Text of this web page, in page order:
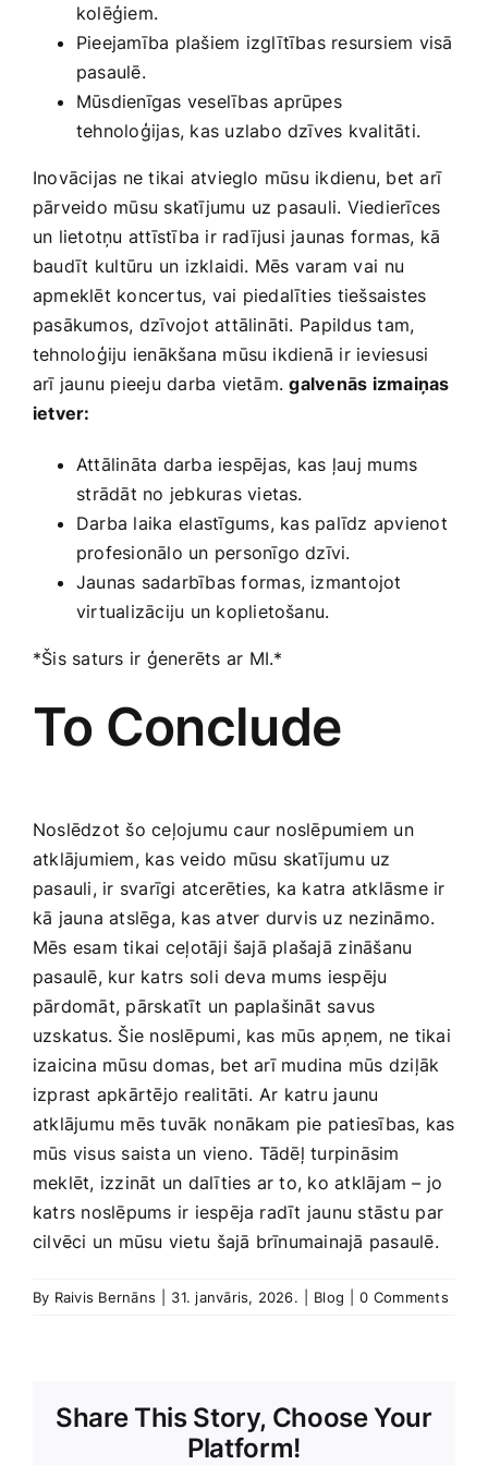
kolēģiem.
Pieejamība plašiem izglītības resursiem visā
pasaulē.
Mūsdienīgas veselības aprūpes
‍tehnoloģijas, kas uzlabo ‌dzīves kvalitāti.
Inovācijas ne tikai atvieglo mūsu ikdienu, bet ‍arī
pārveido mūsu skatījumu‌ uz pasauli. Viedierīces
un lietotņu attīstība ir radījusi ‍jaunas formas, kā
baudīt⁤ kultūru un izklaidi. Mēs varam vai⁤ nu
apmeklēt koncertus, vai piedalīties tiešsaistes
pasākumos, ⁢dzīvojot attālināti. ⁢Papildus tam,
tehnoloģiju ienākšana mūsu ikdienā ‌ir ieviesusi
arī jaunu pieeju darba vietām.galvenās izmaiņas
ietver:
Attālināta darba iespējas,⁣ kas⁣ ļauj mums
⁤strādāt no jebkuras vietas.
Darba laika⁣ elastīgums, ⁣kas palīdz apvienot
profesionālo‌ un personīgo dzīvi.
Jaunas sadarbības formas, izmantojot
virtualizāciju un koplietošanu.
*Šis saturs ir ģenerēts⁤ ar MI.*
To Conclude
Noslēdzot šo ceļojumu caur noslēpumiem un
atklājumiem, kas veido mūsu skatījumu uz
pasauli, ir ‌svarīgi atcerēties, ka katra atklāsme ir
kā jauna atslēga, kas atver durvis uz nezināmo.
Mēs esam tikai⁣ ceļotāji šajā plašajā ⁤zināšanu
pasaulē, kur katrs⁢ soli⁤ deva mums iespēju
pārdomāt, pārskatīt un paplašināt ‌savus
uzskatus. Šie noslēpumi, kas mūs ⁣apņem, ne ‍tikai
izaicina mūsu domas, bet⁤ arī‍ mudina mūs dziļāk‍
izprast apkārtējo realitāti. Ar katru jaunu
atklājumu mēs tuvāk⁣ nonākam pie patiesības, kas
mūs ​visus saista un vieno.⁣ Tādēļ turpināsim
meklēt, izzināt un dalīties ar to, ko atklājam – ⁢jo
katrs noslēpums ir iespēja radīt jaunu stāstu⁢ par
cilvēci un mūsu vietu⁢ šajā‍ brīnumainajā pasaulē.
By Raivis Bernāns 31. janvāris, 2026. Blog 0 Comments
Share This Story, Choose Your
Platform!